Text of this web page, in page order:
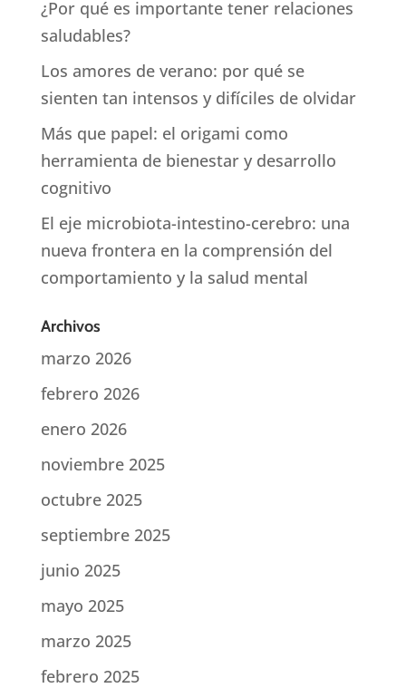
¿Por qué es importante tener relaciones
saludables?
Los amores de verano: por qué se
sienten tan intensos y difíciles de olvidar
Más que papel: el origami como
herramienta de bienestar y desarrollo
cognitivo
El eje microbiota-intestino-cerebro: una
nueva frontera en la comprensión del
comportamiento y la salud mental
Archivos
marzo 2026
febrero 2026
enero 2026
noviembre 2025
octubre 2025
septiembre 2025
junio 2025
mayo 2025
marzo 2025
febrero 2025